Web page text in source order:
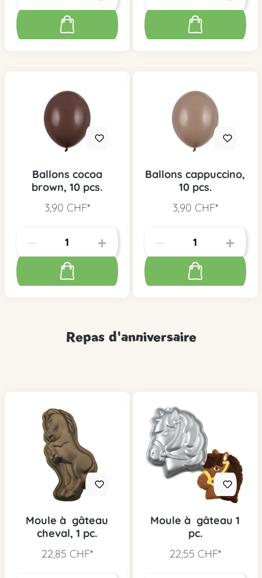
Ballons cocoa
brown, 10 pcs.
3,90 CHF*
Ballons cappuccino,
10 pcs.
3,90 CHF*
Repas d'anniversaire
Moule à gâteau
cheval, 1 pc.
22,85 CHF*
Moule à gâteau 1
pc.
22,55 CHF*